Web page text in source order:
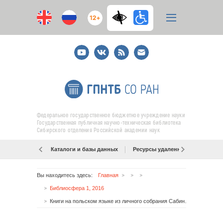
12+
YoutubeВКонтакте
RSS
E-
mail
подписка
Федеральное государственное бюджетное учреждение науки
Государственная публичная научно-техническая библиотека
Сибирского отделения Российской академии наук
Каталоги и базы данных Ресурсы удаленного доступа
Вы находитесь здесь: Главная
Библиосфера 1, 2016